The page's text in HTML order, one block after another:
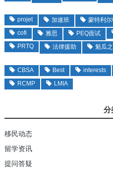
projet
加速班 蒙特利
cofi
雅思 PEQ面试
PRTQ
法律援助 魁瓜
CBSA
Best interests
RCMP
LMIA
分
移民动态
留学资讯
提问答疑